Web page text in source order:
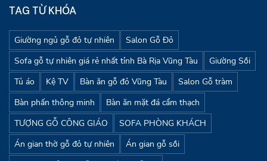
TAG TỪ KHÓA
Giường ngủ gỗ đỏ tự nhiên
Salon Gỗ Đỏ
Sofa gỗ tự nhiên giá rẻ nhất tỉnh Bà Rịa Vũng Tàu
Giường Sồi
Tủ áo
Kệ TV Bàn ăn gỗ đỏ Vũng Tàu
Salon Gỗ tràm
Bàn phấn thông minh
Bàn ăn mặt đá cẩm thạch
TƯỢNG GỖ CÔNG GIÁO
SOFA PHÒNG KHÁCH
Án gian thờ gỗ đỏ tự nhiên
Án gian gỗ sồi